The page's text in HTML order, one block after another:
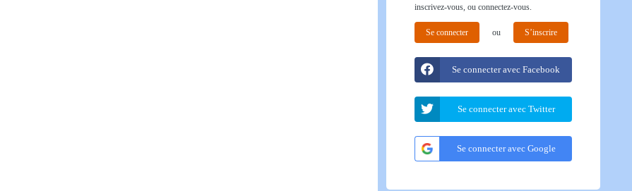
inscrivez-vous, ou connectez-vous.
Se connecter ou S’inscrire
Se connecter avec Facebook
Se connecter avec Twitter
Se connecter avec Google